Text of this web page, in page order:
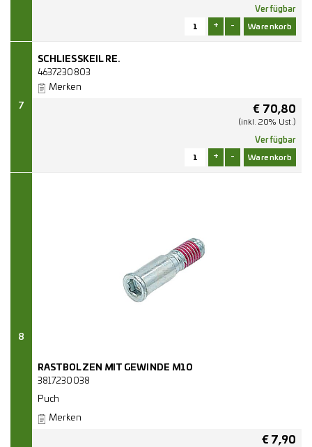
Verfügbar
+ -
7
SCHLIESSKEIL RE.
4637230803
Merken
€ 70,80
(inkl. 20% Ust.)
Verfügbar
+ -
8
RASTBOLZEN MIT GEWINDE M10
3817230038
Puch
Merken
€ 7,90